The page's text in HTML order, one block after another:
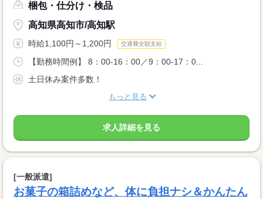
梱包・仕分け・検品
高知県高知市/高知駅
時給1,100円～1,200円 交通費全額支給
【勤務時間例】 8：00-16：00／9：00-17：0...
土日休み案件多数！
もっと見る
求人詳細を見る
[一般派遣]
お菓子の箱詰めなど、体に負担ナシ＆かんたん